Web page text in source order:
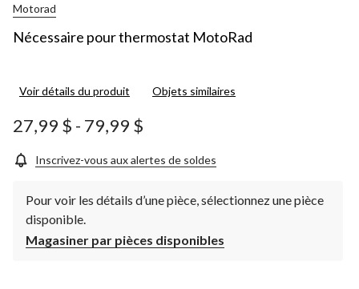
Motorad
Nécessaire pour thermostat MotoRad
Voir détails du produit Objets similaires
27,99 $ - 79,99 $
Inscrivez-vous aux alertes de soldes
Pour voir les détails d’une pièce, sélectionnez une pièce
disponible.
Magasiner par pièces disponibles